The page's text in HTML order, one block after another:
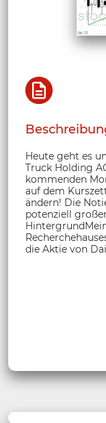
Heute geht es
Truck Holding
kommenden
auf dem
ändern! Die
potenziell
die Aktie von